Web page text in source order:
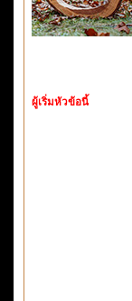
ผู้เริ่มหัวข้อนี้